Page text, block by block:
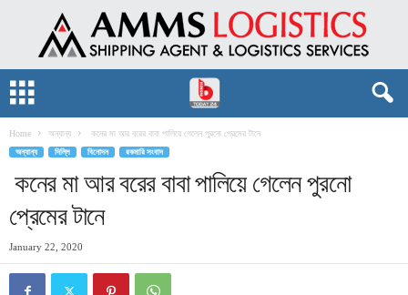
Home অন্যান্য কনের মা আর বরের বাবা পালিয়ে গেলেন পুরনো প্রেমের টানে
অন্যান্য দিল্লি বিনোদন রকমারি সংবাদ
কনের মা আর বরের বাবা পালিয়ে গেলেন পুরনো
প্রেমের টানে
January 22, 2020